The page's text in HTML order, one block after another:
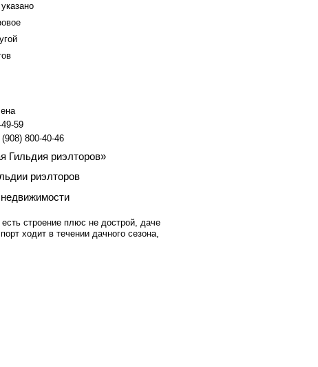
59
800-40-46
Гильдия риэлторов»
риэлторов
строение плюс не дострой, даче
ходит в течении дачного сезона,